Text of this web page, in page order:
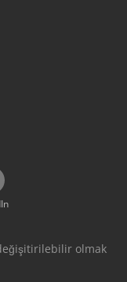
olmak